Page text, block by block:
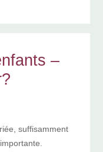
–
suffisamment